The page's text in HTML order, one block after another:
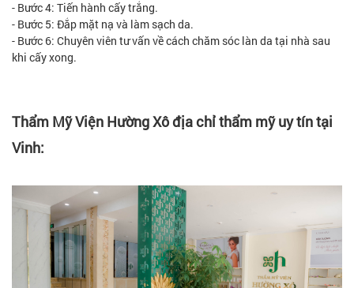
- Bước 4: Tiến hành cấy trắng.
- Bước 5: Đắp mặt nạ và làm sạch da.
- Bước 6: Chuyên viên tư vấn về cách chăm sóc làn da tại nhà sau
khi cấy xong.
Thẩm Mỹ Viện Hường Xô địa chỉ thẩm mỹ uy tín tại
Vinh: